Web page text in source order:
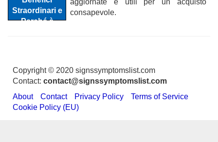
aggiornate e utili per un acquisto
consapevole.
Copyright © 2020 signssymptomslist.com
Contact: contact@signssymptomslist.com
About
Contact Privacy Policy
Terms of Service
Cookie Policy (EU)